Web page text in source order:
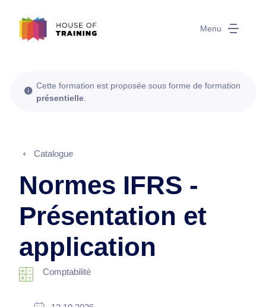
Menu
Cette formation est proposée sous forme de formation
présentielle
Catalogue
Normes IFRS -
Présentation et
application
Comptabilité